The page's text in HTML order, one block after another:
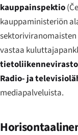
kauppainspektio(
kauppaministeriön
sektoriviranomaisten
vastaa
tietoliikennevirasto
Radio- ja
mediapalveluista.